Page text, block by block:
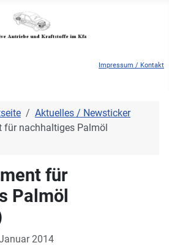
Impressum / Kontakt
Aktuelles / Newsticker
für nachhaltiges Palmöl
für
Palmöl
2014